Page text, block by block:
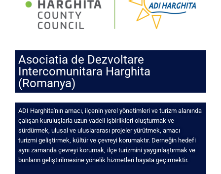
Asociatia de Dezvoltare
Intercomunitara Harghita
(Romanya)
ADI Harghita'nın amacı, ilçenin yerel yönetimleri ve turizm alanında
çalışan kuruluşlarla uzun vadeli işbirlikleri oluşturmak ve
sürdürmek, ulusal ve uluslararası projeler yürütmek, amacı
turizmi geliştirmek, kültür ve çevreyi korumaktır. Derneğin hedefi
aynı zamanda çevreyi korumak, ilçe turizmini yaygınlaştırmak ve
bunların geliştirilmesine yönelik hizmetleri hayata geçirmektir.